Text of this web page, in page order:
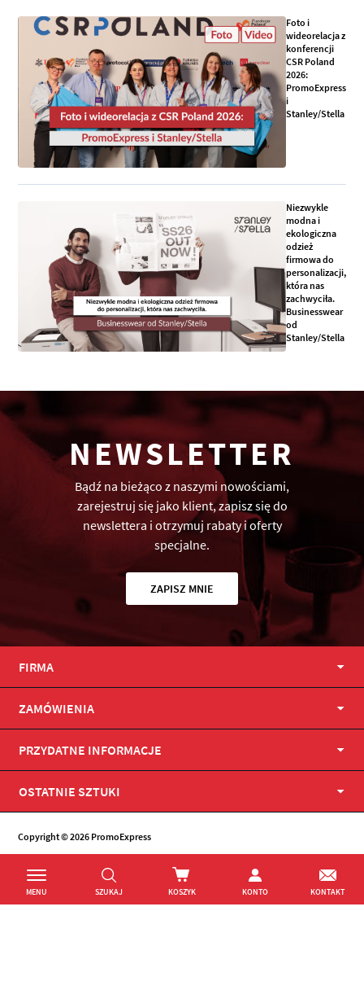
MENU SZUKAJ KOSZYK KONTO KONTAKT
Foto i
wideorelacja z
konferencji
CSR Poland
2026:
PromoExpress
i
Stanley/Stella
Niezwykle
modna i
ekologiczna
odzież
firmowa do
personalizacji,
która nas
zachwyciła.
Businesswear
od
Stanley/Stella
NEWSLETTER
Bądź na bieżąco z naszymi nowościami,
zarejestruj się jako klient, zapisz się do
newslettera i otrzymuj rabaty i oferty
specjalne.
ZAPISZ MNIE
FIRMA
ZAMÓWIENIA
PRZYDATNE INFORMACJE
OSTATNIE SZTUKI
Copyright © 2026 PromoExpress
Facebook